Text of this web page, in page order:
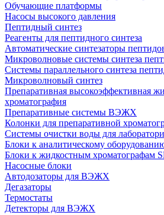
Обучающие платформы
Насосы высокого давления
Пептидный синтез
Реагенты для пептидного синтеза
Автоматические синтезаторы
Микроволновые системы синтеза
Системы параллельного синтеза
Микроволновый синтез
Препаративная высокоэффективная
хроматография
Препаративные системы ВЭЖХ
Колонки для препаративной
Системы очистки воды для
Блоки к аналитическому
Блоки к жидкостным хроматографам
Насосные блоки
Автодозаторы для ВЭЖХ
Дегазаторы
Термостаты
Детекторы для ВЭЖХ